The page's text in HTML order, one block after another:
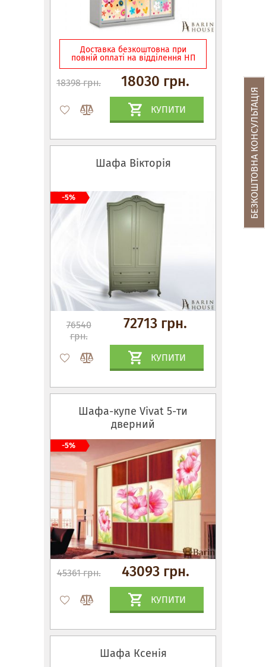
Доставка безкоштовна при
повній оплаті на відділення НП
18398 грн. 18030 грн.
КУПИТИ
Шафа Вікторія
76540
грн.
72713 грн.
КУПИТИ
-5%
Шафа-купе Vivat 5-ти
дверний
45361 грн. 43093 грн.
КУПИТИ
-5%
Шафа Ксенія
БЕЗКОШТОВНА КОНСУЛЬТАЦІЯ